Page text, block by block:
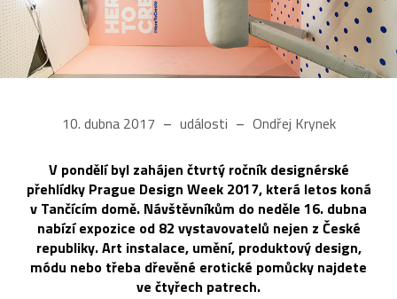
10. dubna 2017 události Ondřej Krynek
V pondělí byl zahájen čtvrtý ročník designérské
přehlídky Prague Design Week 2017, která letos koná
v Tančícím domě. Návštěvníkům do neděle 16. dubna
nabízí expozice od 82 vystavovatelů nejen z České
republiky. Art instalace, umění, produktový design,
módu nebo třeba dřevěné erotické pomůcky najdete
ve čtyřech patrech.